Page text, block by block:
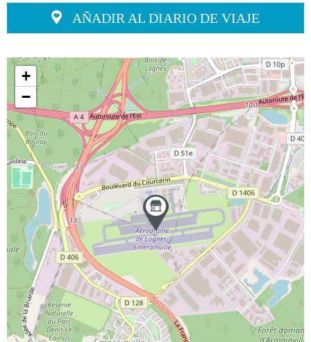
AÑADIR AL DIARIO DE VIAJE
+
−